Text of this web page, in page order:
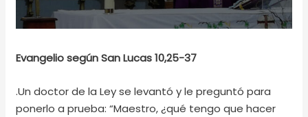
Evangelio según San Lucas 10,25-37
.Un doctor de la Ley se levantó y le preguntó para
ponerlo a prueba: “Maestro, ¿qué tengo que hacer